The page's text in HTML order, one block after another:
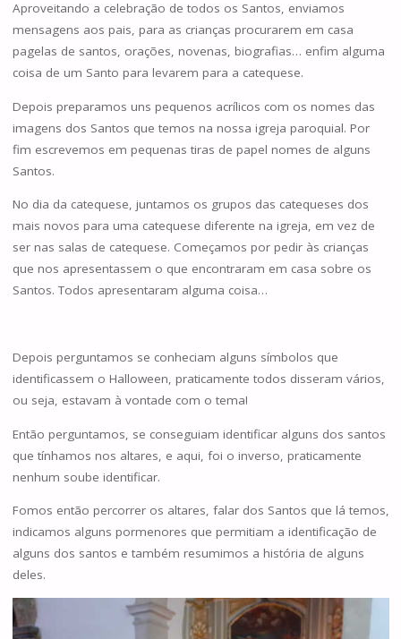
Aproveitando a celebração de todos os Santos, enviamos
mensagens aos pais, para as crianças procurarem em casa
pagelas de santos, orações, novenas, biografias… enfim alguma
coisa de um Santo para levarem para a catequese.
Depois preparamos uns pequenos acrílicos com os nomes das
imagens dos Santos que temos na nossa igreja paroquial. Por
fim escrevemos em pequenas tiras de papel nomes de alguns
Santos.
No dia da catequese, juntamos os grupos das catequeses dos
mais novos para uma catequese diferente na igreja, em vez de
ser nas salas de catequese. Começamos por pedir às crianças
que nos apresentassem o que encontraram em casa sobre os
Santos. Todos apresentaram alguma coisa…
Depois perguntamos se conheciam alguns símbolos que
identificassem o Halloween, praticamente todos disseram vários,
ou seja, estavam à vontade com o tema!
Então perguntamos, se conseguiam identificar alguns dos santos
que tínhamos nos altares, e aqui, foi o inverso, praticamente
nenhum soube identificar.
Fomos então percorrer os altares, falar dos Santos que lá temos,
indicamos alguns pormenores que permitiam a identificação de
alguns dos santos e também resumimos a história de alguns
deles.